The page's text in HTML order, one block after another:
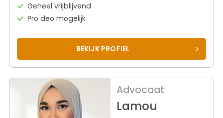
Geheel vrijblijvend
Pro deo mogelijk
BEKIJK PROFIEL
Advocaat
Lamou